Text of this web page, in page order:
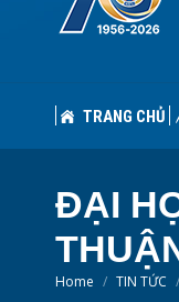
TRANG CHỦ
ĐẠI
You are here:
Home TIN TỨC